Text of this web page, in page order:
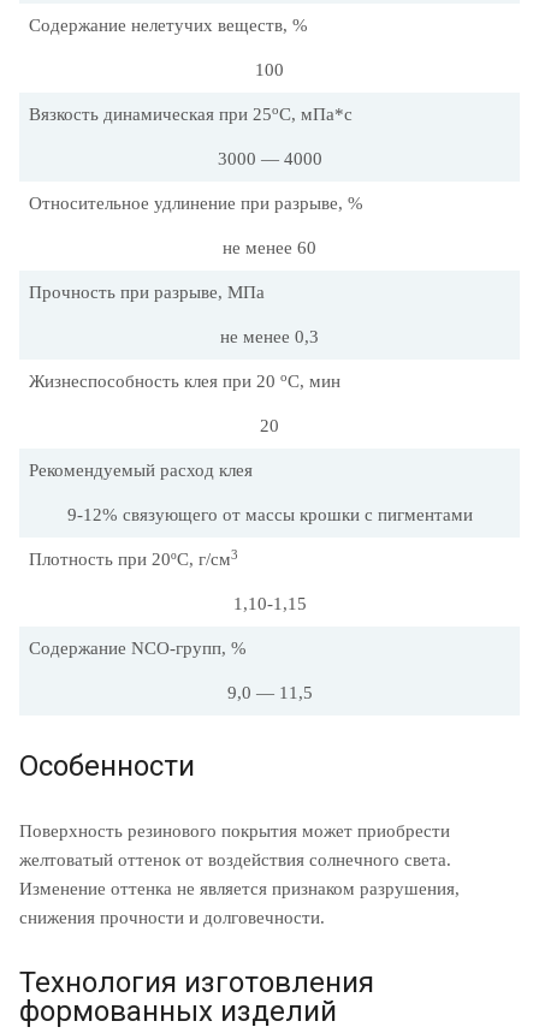
Содержание нелетучих веществ, %
100
Вязкость динамическая при 25оС, мПа*с
3000 — 4000
Относительное удлинение при разрыве, %
не менее 60
Прочность при разрыве, МПа
не менее 0,3
Жизнеспособность клея при 20 оC, мин
20
Рекомендуемый расход клея
9-12% связующего от массы крошки с пигментами
Плотность при 20ºC, г/см3
1,10-1,15
Содержание NCO-групп, %
9,0 — 11,5
Особенности
Поверхность резинового покрытия может приобрести
желтоватый оттенок от воздействия солнечного света.
Изменение оттенка не является признаком разрушения,
снижения прочности и долговечности.
Технология изготовления
формованных изделий